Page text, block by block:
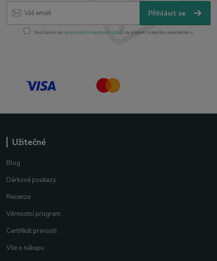
Přihlásit se
Souhlasím se zpracováním osobních údajůza účelem rozesílky newsletteru.
Užitečné
Blog
Dárkové poukazy
Recenze
Věrnostní program
Certifikát pravosti
Vše o nákupu